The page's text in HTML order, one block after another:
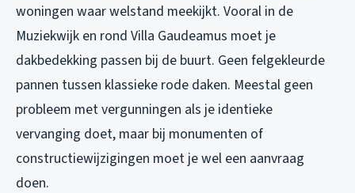
woningen waar welstand meekijkt. Vooral in de
Muziekwijk en rond Villa Gaudeamus moet je
dakbedekking passen bij de buurt. Geen felgekleurde
pannen tussen klassieke rode daken. Meestal geen
probleem met vergunningen als je identieke
vervanging doet, maar bij monumenten of
constructiewijzigingen moet je wel een aanvraag
doen.